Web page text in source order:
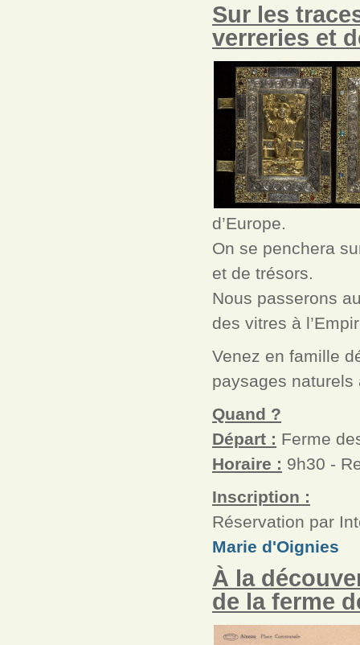
Sur les
verreries et
d’Europe.
On se penchera
et de trésors.
Nous passerons
des vitres à
Venez en famille
paysages naturels
Quand ?
Départ : Ferme
Horaire : 9h30 -
Inscription :
Réservation par
Marie d'Oignies
À la
de la ferme